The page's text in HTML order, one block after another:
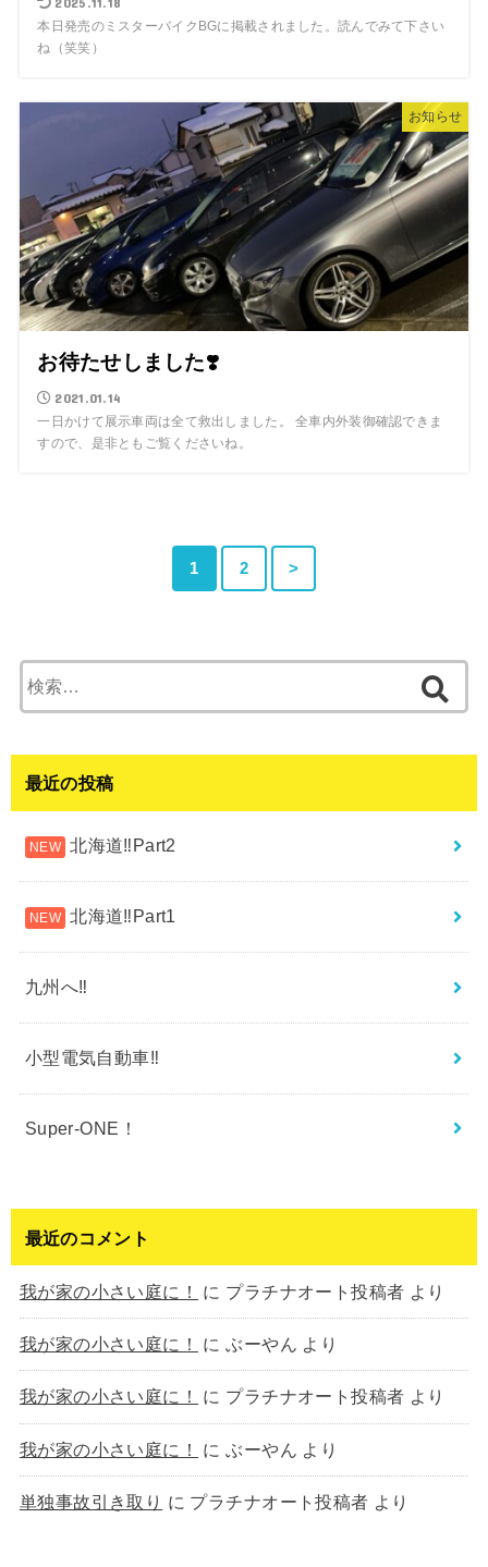
本日発売のミスターバイクBGに掲載されました。読んでみて下さい
ね（笑笑）
お知らせ
お待たせしました❣️
2021.01.14
一日かけて展示車両は全て救出しました。 全車内外装御確認できま
すので、是非ともご覧くださいね。
1 2 >
索:
最近の投稿
北海道‼︎Part2
北海道‼︎Part1
九州へ‼︎
小型電気自動車‼︎
Super-ONE！
最近のコメント
我が家の小さい庭に！ に プラチナオート投稿者 より
我が家の小さい庭に！ にぶーやん より
我が家の小さい庭に！ に プラチナオート投稿者 より
我が家の小さい庭に！ にぶーやん より
単独事故引き取り に プラチナオート投稿者 より